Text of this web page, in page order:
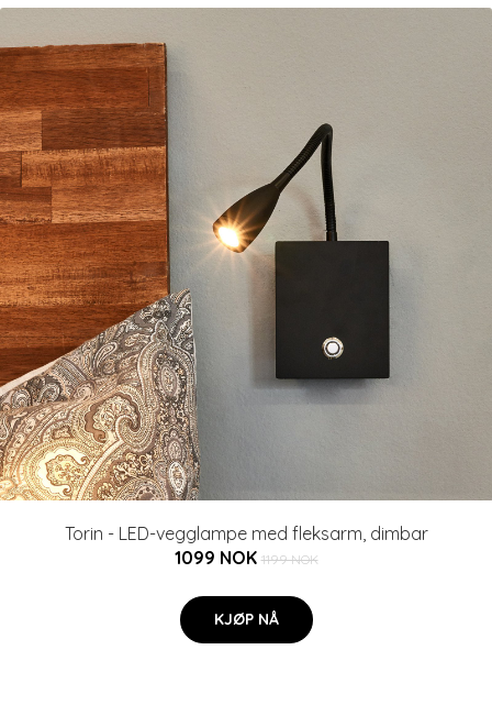
Torin - LED-vegglampe med fleksarm, dimbar
1099 NOK 1199 NOK
KJØP NÅ